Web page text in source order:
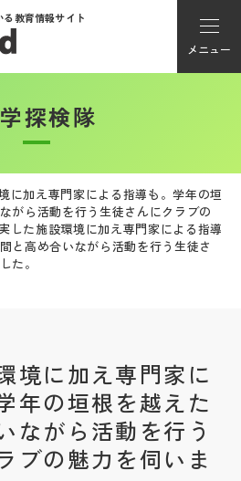
る教育情報サイト
メニュー
ウント登録
探検隊
に加え専門家による指導も。学年の垣
がら活動を行う生徒さんにクラブの
した施設環境に加え専門家による指導
と高め合いながら活動を行う生徒さ
た。
境に加え専門家に
年の垣根を越えた
ながら活動を行う
ブの魅力を伺いま